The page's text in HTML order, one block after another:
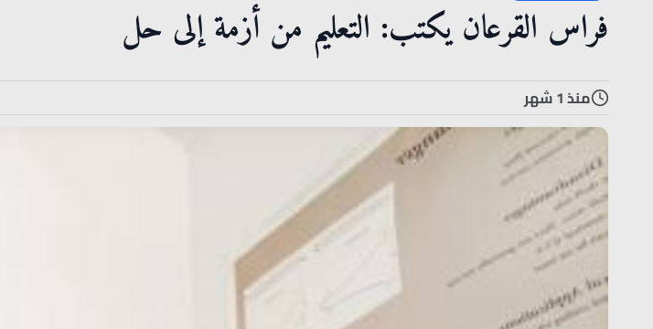
فراس القرعان يكتب: التعليم من أزمة إلى حل
منذ 1 شهر